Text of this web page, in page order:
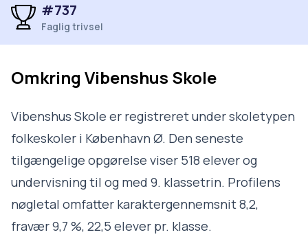
#737
Faglig trivsel
Omkring Vibenshus Skole
Vibenshus Skole er registreret under skoletypen
folkeskoler i København Ø. Den seneste
tilgængelige opgørelse viser 518 elever og
undervisning til og med 9. klassetrin. Profilens
nøgletal omfatter karaktergennemsnit 8,2,
fravær 9,7 %, 22,5 elever pr. klasse.